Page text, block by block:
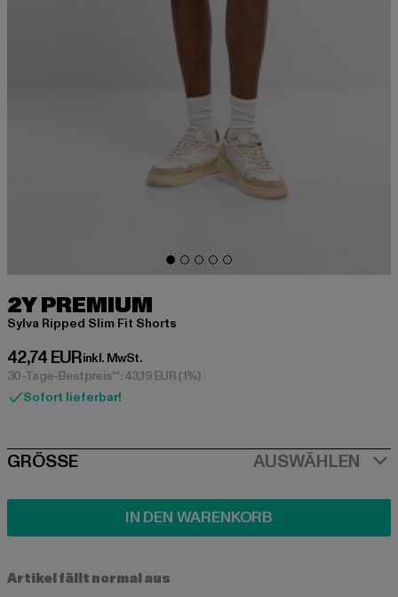
2Y PREMIUM
Sylva Ripped Slim Fit Shorts
42,74 EUR
Derzeitiger Preis: 42,74 EUR
inkl. MwSt.
30-Tage-Bestpreis**: 43,19 EUR(1%)
Sofort lieferbar!
SIZE
GRÖSSE AUSWÄHLEN
IN DEN WARENKORB
Artikel fällt normal aus